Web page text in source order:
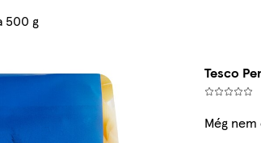
500 g
Tesco
Még